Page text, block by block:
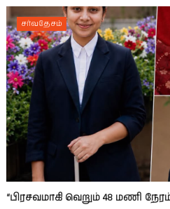
சர்வதேசம்
“பிரசவமாகி வெறும் 48 மணி